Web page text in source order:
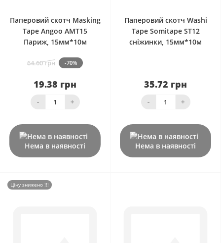
Паперовий скотч Masking
Tape Angoo AMT15
Париж, 15мм*10м
64.60 грн -70%
19.38 грн
- +
Нема в наявності
Паперовий скотч Washi
Tape Somitape ST12
сніжинки, 15мм*10м
35.72 грн
- +
Нема в наявності
Ціну знижено !!!